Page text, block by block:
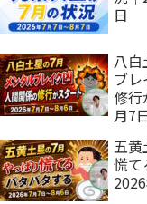
日
八
ブ
修行
月7
五黄
慌て